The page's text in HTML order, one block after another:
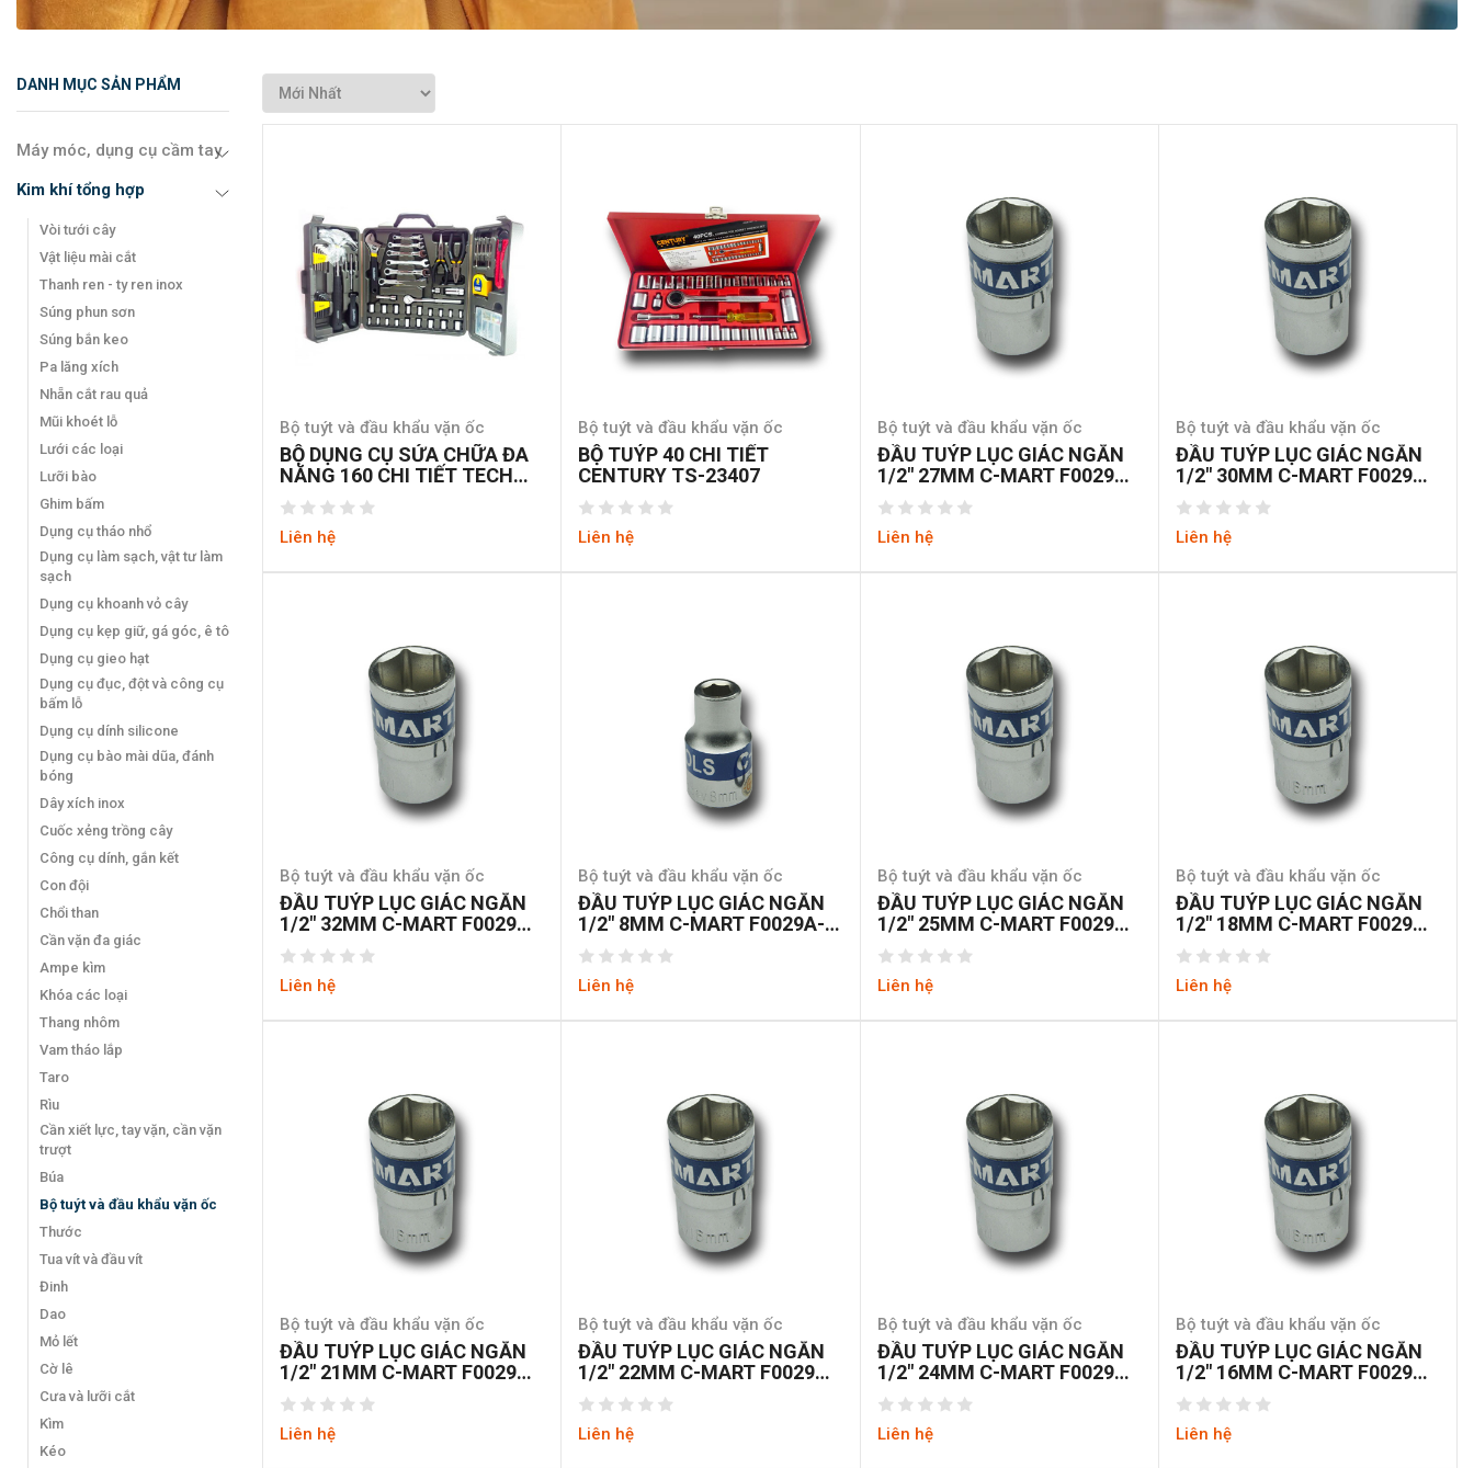
DANH MỤC SẢN PHẨM
Máy móc, dụng cụ cầm tay
Kim khí tổng hợp
Vòi tưới cây
Vật liệu mài cắt
Thanh ren - ty ren inox
Súng phun sơn
Súng bắn keo
Pa lăng xích
Nhẵn cắt rau quả
Mũi khoét lỗ
Lưới các loại
Lưỡi bào
Ghim bấm
Dụng cụ tháo nhổ
Dụng cụ làm sạch, vật tư làm
sạch
Dụng cụ khoanh vỏ cây
Dụng cụ kẹp giữ, gá góc, ê tô
Dụng cụ gieo hạt
Dụng cụ đục, đột và công cụ
bấm lỗ
Dụng cụ dính silicone
Dụng cụ bào mài dũa, đánh
bóng
Dây xích inox
Cuốc xẻng trồng cây
Công cụ dính, gắn kết
Con đội
Chổi than
Cần vặn đa giác
Ampe kìm
Khóa các loại
Thang nhôm
Vam tháo lắp
Taro
Rìu
Cần xiết lực, tay vặn, cần vặn
trượt
Búa
Bộ tuýt và đầu khẩu vặn ốc
Thước
Tua vít và đầu vít
Đinh
Dao
Mỏ lết
Cờ lê
Cưa và lưỡi cắt
Kìm
Kéo
Bộ tuýt và đầu khẩu vặn ốc
BỘ DỤNG CỤ SỬA CHỮA ĐA
NĂNG 160 CHI TIẾT TECH
RITE HTT0049
Liên hệ
Bộ tuýt và đầu khẩu vặn ốc
BỘ TUÝP 40 CHI TIẾT
CENTURY TS-23407
Liên hệ
Bộ tuýt và đầu khẩu vặn ốc
ĐẦU TUÝP LỤC GIÁC NGẮN
1/2″ 27MM C-MART F0029A-
6-27
Liên hệ
Bộ tuýt và đầu khẩu vặn ốc
ĐẦU TUÝP LỤC GIÁC NGẮN
1/2″ 30MM C-MART F0029A-
6-30
Liên hệ
Bộ tuýt và đầu khẩu vặn ốc
ĐẦU TUÝP LỤC GIÁC NGẮN
1/2″ 32MM C-MART F0029A-
6-32
Liên hệ
Bộ tuýt và đầu khẩu vặn ốc
ĐẦU TUÝP LỤC GIÁC NGẮN
1/2″ 8MM C-MART F0029A-
6-08
Liên hệ
Bộ tuýt và đầu khẩu vặn ốc
ĐẦU TUÝP LỤC GIÁC NGẮN
1/2″ 25MM C-MART F0029A-
6-25
Liên hệ
Bộ tuýt và đầu khẩu vặn ốc
ĐẦU TUÝP LỤC GIÁC NGẮN
1/2″ 18MM C-MART F0029A-
6-18
Liên hệ
Bộ tuýt và đầu khẩu vặn ốc
ĐẦU TUÝP LỤC GIÁC NGẮN
1/2″ 21MM C-MART F0029A-
6-21
Liên hệ
Bộ tuýt và đầu khẩu vặn ốc
ĐẦU TUÝP LỤC GIÁC NGẮN
1/2″ 22MM C-MART F0029A-
6-22
Liên hệ
Bộ tuýt và đầu khẩu vặn ốc
ĐẦU TUÝP LỤC GIÁC NGẮN
1/2″ 24MM C-MART F0029A-
6-24
Liên hệ
Bộ tuýt và đầu khẩu vặn ốc
ĐẦU TUÝP LỤC GIÁC NGẮN
1/2″ 16MM C-MART F0029A-
6-16
Liên hệ